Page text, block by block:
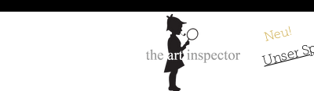
Unser
Neu!